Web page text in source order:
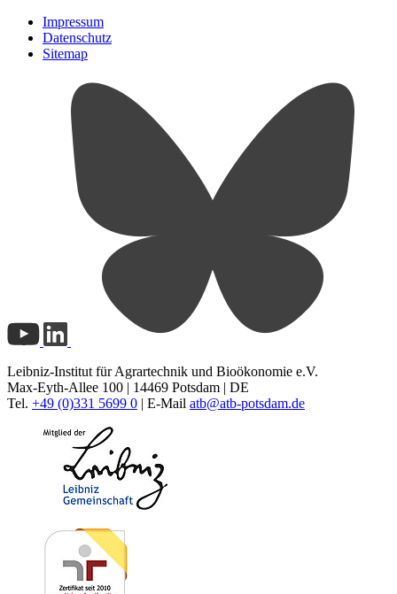
Impressum
Datenschutz
Sitemap
Leibniz-Institut für Agrartechnik und Bioökonomie e.V.
Max-Eyth-Allee 100 | 14469 Potsdam | DE
Tel. +49 (0)331 5699 0 | E-Mail atb@atb-potsdam.de